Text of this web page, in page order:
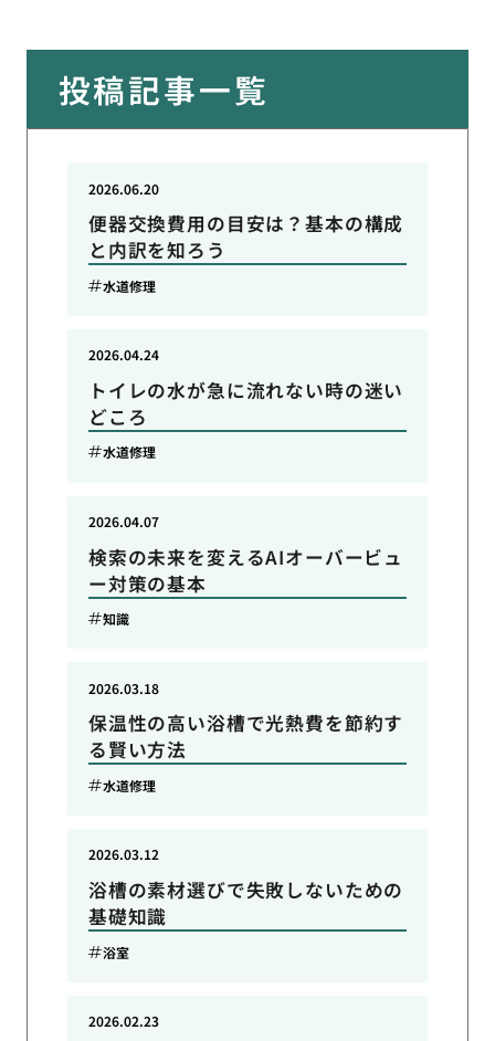
投稿記事一覧
便器交換費用の目安は？基本の構成
と内訳を知ろう
2026.06.20
水道修理
トイレの水が急に流れない時の迷い
どころ
2026.04.24
水道修理
検索の未来を変えるAIオーバービュ
ー対策の基本
2026.04.07
知識
保温性の高い浴槽で光熱費を節約す
る賢い方法
2026.03.18
水道修理
浴槽の素材選びで失敗しないための
基礎知識
2026.03.12
浴室
2026.02.23